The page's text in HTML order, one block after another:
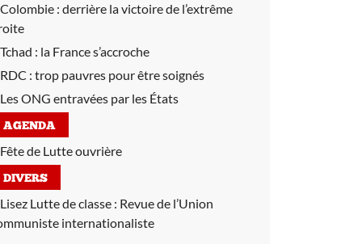
Colombie : derrière la victoire de l’extrême
Tchad : la France s’accroche
RDC : trop pauvres pour être soignés
Les ONG entravées par les États
AGENDA
Fête de Lutte ouvrière
DIVERS
Lisez Lutte de classe : Revue de l’Union
internationaliste